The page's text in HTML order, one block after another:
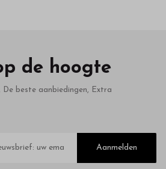
de hoogte
De beste aanbiedingen, Extra
Aanmelden